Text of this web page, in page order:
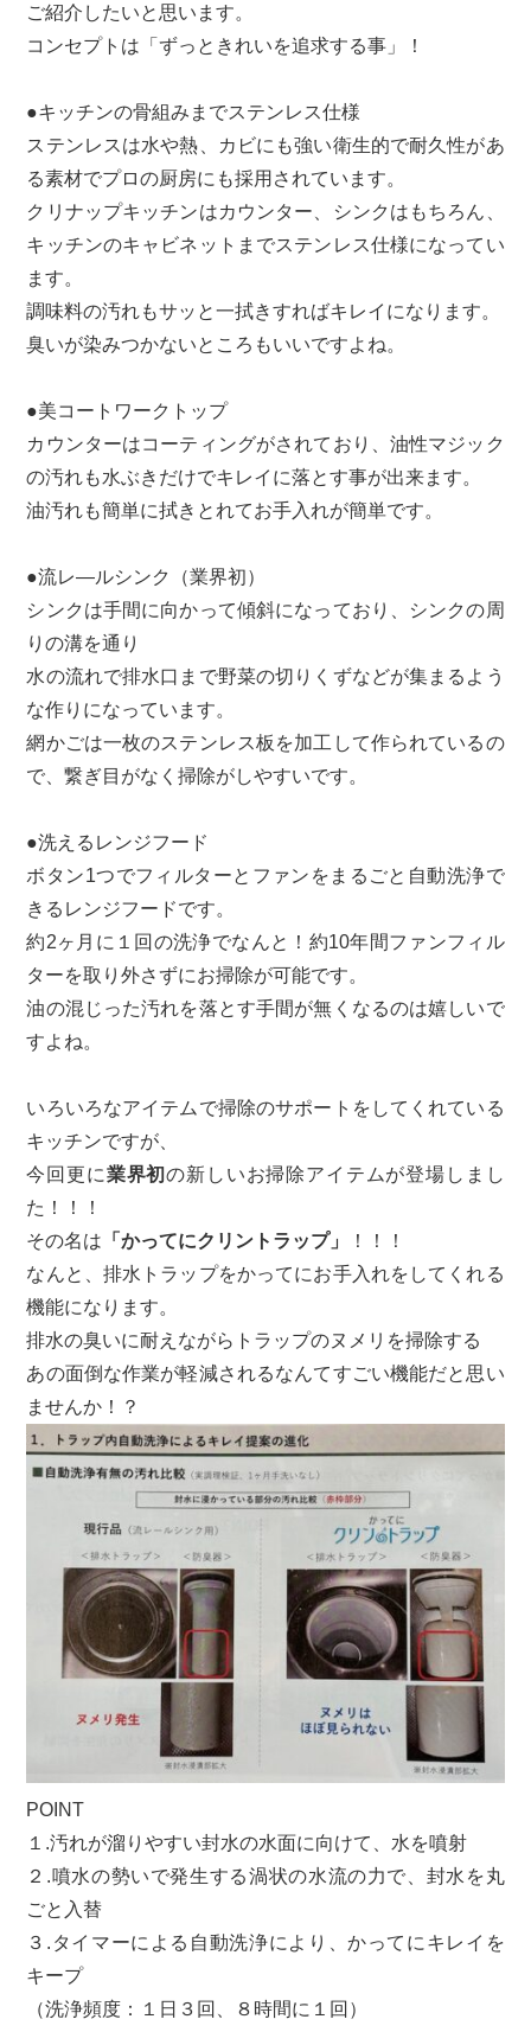
ご紹介したいと思います。
コンセプトは「ずっときれいを追求する事」！
●キッチンの骨組みまでステンレス仕様
ステンレスは水や熱、カビにも強い衛生的で耐久性があ
る素材でプロの厨房にも採用されています。
クリナップキッチンはカウンター、シンクはもちろん、
キッチンのキャビネットまでステンレス仕様になってい
ます。
調味料の汚れもサッと一拭きすればキレイになります。
臭いが染みつかないところもいいですよね。
●美コートワークトップ
カウンターはコーティングがされており、油性マジック
の汚れも水ぶきだけでキレイに落とす事が出来ます。
油汚れも簡単に拭きとれてお手入れが簡単です。
●流レ―ルシンク（業界初）
シンクは手間に向かって傾斜になっており、シンクの周
りの溝を通り
水の流れで排水口まで野菜の切りくずなどが集まるよう
な作りになっています。
網かごは一枚のステンレス板を加工して作られているの
で、繋ぎ目がなく掃除がしやすいです。
●洗えるレンジフード
ボタン1つでフィルターとファンをまるごと自動洗浄で
きるレンジフードです。
約2ヶ月に１回の洗浄でなんと！約10年間ファンフィル
ターを取り外さずにお掃除が可能です。
油の混じった汚れを落とす手間が無くなるのは嬉しいで
すよね。
いろいろなアイテムで掃除のサポートをしてくれている
キッチンですが、
今回更に業界初の新しいお掃除アイテムが登場しまし
た！！！
その名は 「かってにクリントラップ」
！！！
なんと、排水トラップをかってにお手入れをしてくれる
機能になります。
排水の臭いに耐えながらトラップのヌメリを掃除する
あの面倒な作業が軽減されるなんてすごい機能だと思い
ませんか！？
POINT
１.汚れが溜りやすい封水の水面に向けて、水を噴射
２.噴水の勢いで発生する渦状の水流の力で、封水を丸
ごと入替
３.タイマーによる自動洗浄により、かってにキレイを
キープ
（洗浄頻度：１日３回、８時間に１回）